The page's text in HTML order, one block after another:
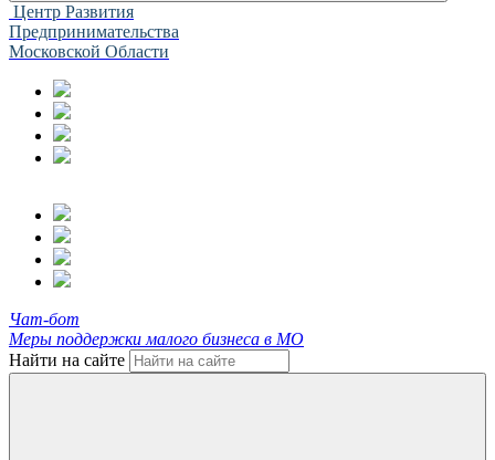
Центр Развития
Предпринимательства
Московской Области
Чат-бот
Меры поддержки малого бизнеса в МО
Найти на сайте